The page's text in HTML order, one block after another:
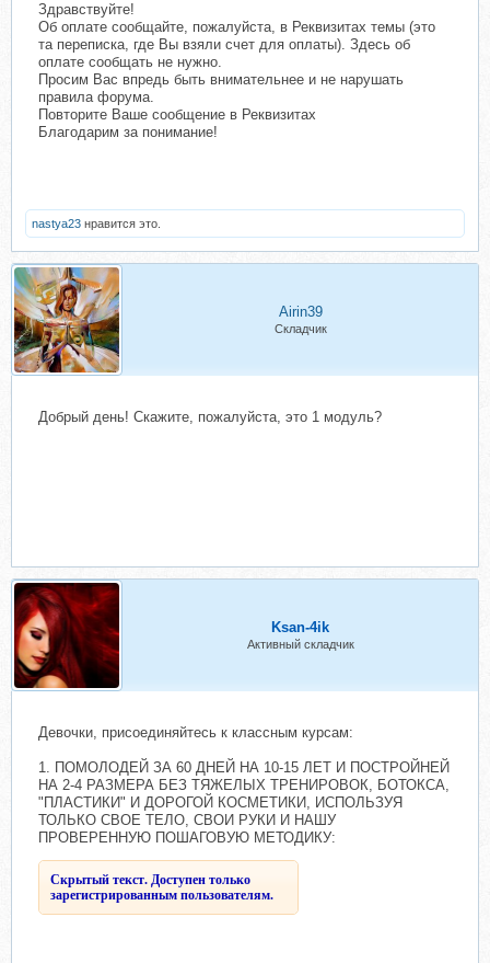
Здравствуйте!
Об оплате сообщайте, пожалуйста, в Реквизитах темы (это
та переписка, где Вы взяли счет для оплаты). Здесь об
оплате сообщать не нужно.
Просим Вас впредь быть внимательнее и не нарушать
правила форума.
Повторите Ваше сообщение в Реквизитах
Благодарим за понимание!
nastya23 нравится это.
Airin39
Складчик
Добрый день! Скажите, пожалуйста, это 1 модуль?
Ksan-4ik
Активный складчик
Девочки, присоединяйтесь к классным курсам:
1. ПОМОЛОДЕЙ ЗА 60 ДНЕЙ НА 10-15 ЛЕТ И ПОСТРОЙНЕЙ
НА 2-4 РАЗМЕРА БЕЗ ТЯЖЕЛЫХ ТРЕНИРОВОК, БОТОКСА,
"ПЛАСТИКИ" И ДОРОГОЙ КОСМЕТИКИ, ИСПОЛЬЗУЯ
ТОЛЬКО СВОЕ ТЕЛО, СВОИ РУКИ И НАШУ
ПРОВЕРЕННУЮ ПОШАГОВУЮ МЕТОДИКУ:
Скрытый текст. Доступен только
зарегистрированным пользователям.